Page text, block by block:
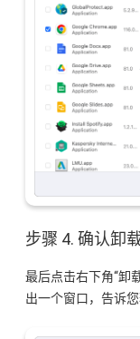
步骤 4. 确认卸
最后点击右下角“卸
出一个窗口，告诉